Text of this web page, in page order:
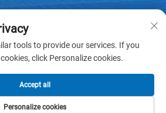
tools to provide our services. If you
click Personalize cookies.
Personalize cookies
Accept all